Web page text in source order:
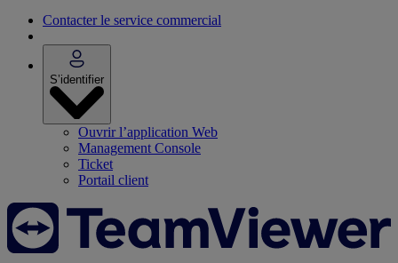
Contacter le service commercial
S’identifier
Ouvrir l’application Web
Management Console
Ticket
Portail client